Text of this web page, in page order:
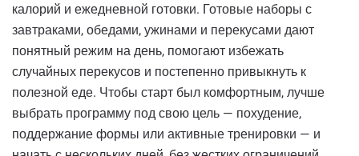
калорий и ежедневной готовки. Готовые наборы с
завтраками, обедами, ужинами и перекусами дают
понятный режим на день, помогают избежать
случайных перекусов и постепенно привыкнуть к
полезной еде. Чтобы старт был комфортным, лучше
выбрать программу под свою цель — похудение,
поддержание формы или активные тренировки — и